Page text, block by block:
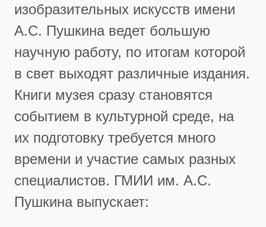
изобразительных искусств имени
А.С. Пушкина ведет большую
научную работу, по итогам которой
в свет выходят различные издания.
Книги музея сразу становятся
событием в культурной среде, на
их подготовку требуется много
времени и участие самых разных
специалистов. ГМИИ им. А.С.
Пушкина выпускает: